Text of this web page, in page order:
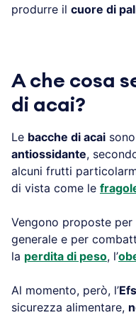
produrre il cuore di
A che cosa
di acai?
Le bacche di acai
antiossidante,
alcuni frutti
di vista come le
Vengono proposte
generale e per
la perdita di peso, l’
Al momento, però, l’
sicurezza alimentare,